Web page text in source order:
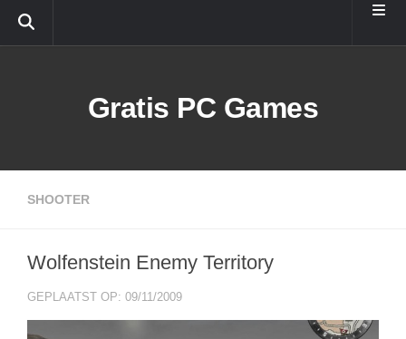
Doorgaan naar inhoud
Gratis PC Games
SHOOTER
Wolfenstein Enemy Territory
GEPLAATST OP: 09/11/2009